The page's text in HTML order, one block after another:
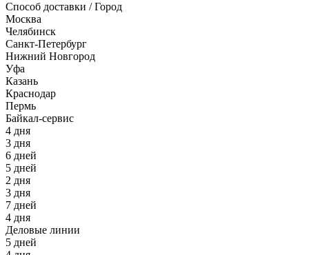
Способ доставки / Город
Москва
Челябинск
Санкт-Петербург
Нижний Новгород
Уфа
Казань
Краснодар
Пермь
Байкал-сервис
4 дня
3 дня
6 дней
5 дней
2 дня
3 дня
7 дней
4 дня
Деловые линии
5 дней